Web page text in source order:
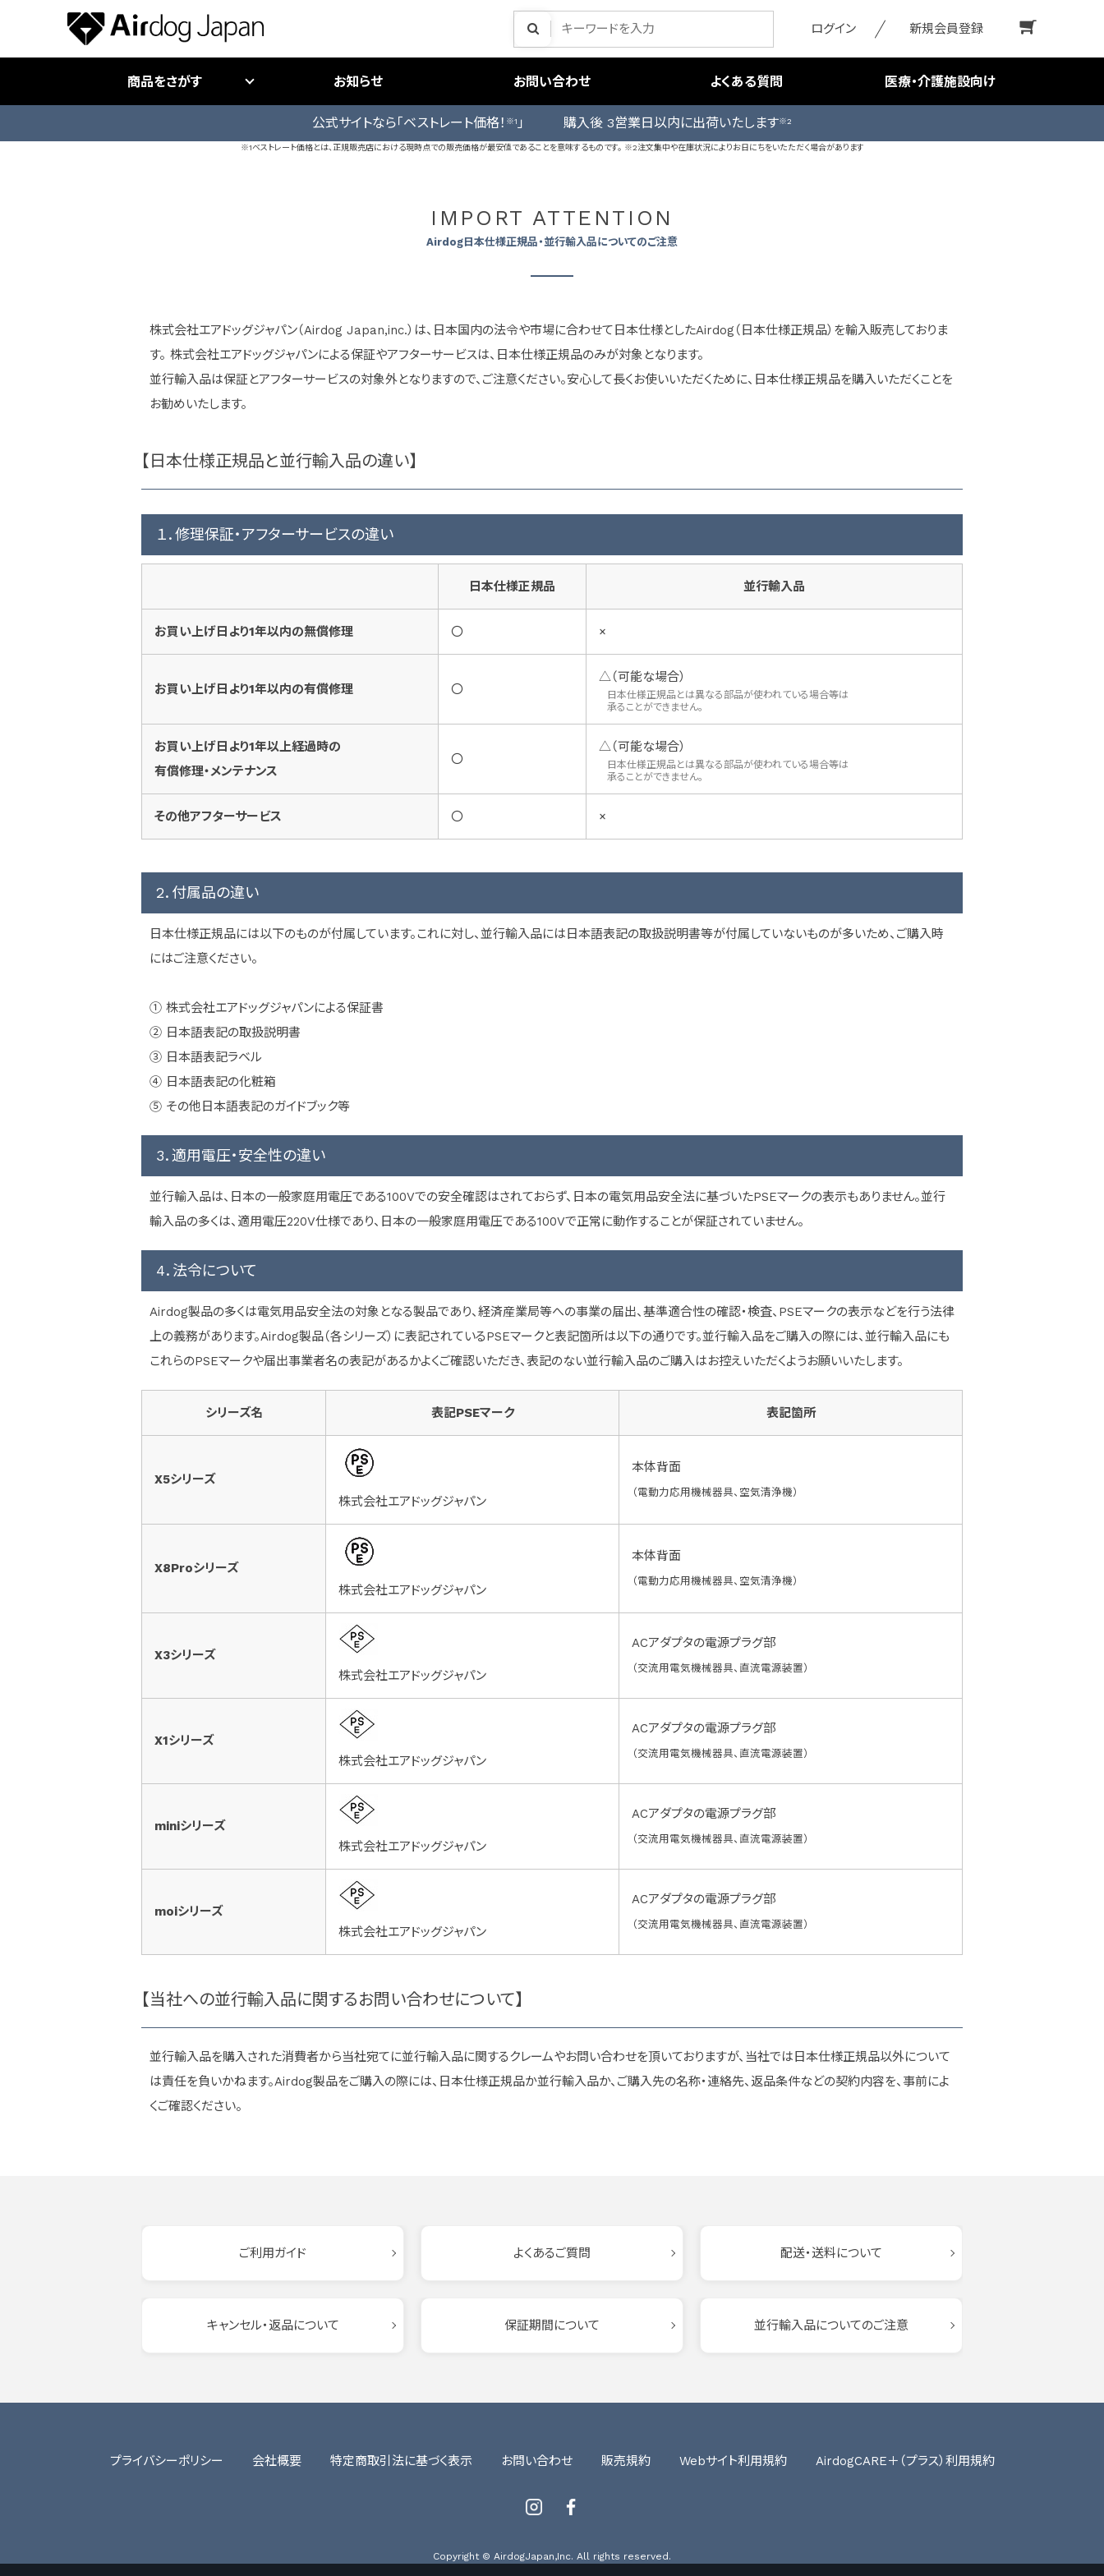
ログイン 新規会員登録
商品をさがす お知らせ お問い合わせ よくある質問 医療・介護施設向け
公式サイトなら「ベストレート価格！ ※1 」 購入後 3営業日以内に出荷いたします※2
※1ベストレート価格とは、正規販売店における現時点での販売価格が最安値であることを意味するものです。 ※2注文集中や在庫状況によりお日にちをいたただく場合があります
IMPORT ATTENTION
Airdog日本仕様正規品・並行輸入品についてのご注意
株式会社エアドッグジャパン（Airdog Japan,inc.）は、日本国内の法令や市場に合わせて日本仕様としたAirdog（日本仕様正規品）を輸入販売しておりま
す。 株式会社エアドッグジャパンによる保証やアフターサービスは、日本仕様正規品のみが対象となります。
並行輸入品は保証とアフターサービスの対象外となりますので、ご注意ください。安心して長くお使いいただくために、日本仕様正規品を購入いただくことを
お勧めいたします。
【日本仕様正規品と並行輸入品の違い】
１．修理保証・アフターサービスの違い
日本仕様正規品 並行輸入品
お買い上げ日より1年以内の無償修理 〇 ×
お買い上げ日より1年以内の有償修理 〇
△（可能な場合）
日本仕様正規品とは異なる部品が使われている場合等は
承ることができません。
お買い上げ日より1年以上経過時の
有償修理・メンテナンス
〇
△（可能な場合）
日本仕様正規品とは異なる部品が使われている場合等は
承ることができません。
その他アフターサービス 〇 ×
2．付属品の違い
日本仕様正規品には以下のものが付属しています。これに対し、並行輸入品には日本語表記の取扱説明書等が付属していないものが多いため、ご購入時
にはご注意ください。
① 株式会社エアドッグジャパンによる保証書
② 日本語表記の取扱説明書
③ 日本語表記ラベル
④ 日本語表記の化粧箱
⑤ その他日本語表記のガイドブック等
3．適用電圧・安全性の違い
並行輸入品は、日本の一般家庭用電圧である100Vでの安全確認はされておらず、日本の電気用品安全法に基づいたPSEマークの表示もありません。並行
輸入品の多くは、適用電圧220V仕様であり、日本の一般家庭用電圧である100Vで正常に動作することが保証されていません。
4．法令について
Airdog製品の多くは電気用品安全法の対象となる製品であり、経済産業局等への事業の届出、基準適合性の確認・検査、PSEマークの表示などを行う法律
上の義務があります。Airdog製品（各シリーズ）に表記されているPSEマークと表記箇所は以下の通りです。並行輸入品をご購入の際には、並行輸入品にも
これらのPSEマークや届出事業者名の表記があるかよくご確認いただき、表記のない並行輸入品のご購入はお控えいただくようお願いいたします。
シリーズ名 表記PSEマーク 表記箇所
X5シリーズ
株式会社エアドッグジャパン
本体背面
（電動力応用機械器具、空気清浄機）
X8Proシリーズ
株式会社エアドッグジャパン
本体背面
（電動力応用機械器具、空気清浄機）
X3シリーズ
株式会社エアドッグジャパン
ACアダプタの電源プラグ部
（交流用電気機械器具、直流電源装置）
X1シリーズ
株式会社エアドッグジャパン
ACアダプタの電源プラグ部
（交流用電気機械器具、直流電源装置）
miniシリーズ
株式会社エアドッグジャパン
ACアダプタの電源プラグ部
（交流用電気機械器具、直流電源装置）
moiシリーズ
株式会社エアドッグジャパン
ACアダプタの電源プラグ部
（交流用電気機械器具、直流電源装置）
【当社への並行輸入品に関するお問い合わせについて】
並行輸入品を購入された消費者から当社宛てに並行輸入品に関するクレームやお問い合わせを頂いておりますが、当社では日本仕様正規品以外について
は責任を負いかねます。Airdog製品をご購入の際には、日本仕様正規品か並行輸入品か、ご購入先の名称・連絡先、返品条件などの契約内容を、事前によ
くご確認ください。
ご利用ガイド よくあるご質問 配送・送料について
キャンセル・返品について 保証期間について 並行輸入品についてのご注意
プライバシーポリシー 会社概要 特定商取引法に基づく表示 お問い合わせ 販売規約 Webサイト利用規約 AirdogCARE＋（プラス）利用規約
Instagram
Copyright © AirdogJapan,Inc. All rights reserved.